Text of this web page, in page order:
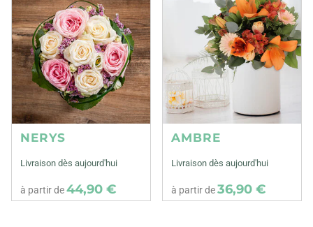
NERYS
Livraison dès aujourd'hui
à partir de44,90 €
AMBRE
Livraison dès aujourd'hui
à partir de36,90 €